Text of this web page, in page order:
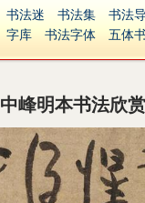
书法迷 书法集 书法
字库
书法字体 五体书
集字
字形 大字 篆
古籍
中医 象棋 游戏
起名
英语 印章
字体下载
免费字体
Ai矢量
P图宝 南无阿
安全网站
捐赠 繁體版
中峰明本书法欣赏